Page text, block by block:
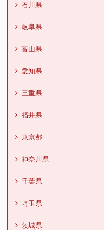
石川県
岐阜県
富山県
愛知県
三重県
福井県
東京都
神奈川県
千葉県
埼玉県
茨城県